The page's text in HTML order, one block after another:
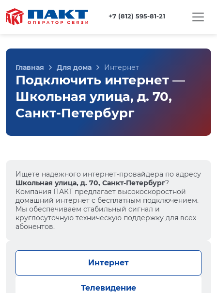
+7 (812) 595-81-21
Главная Для дома Интернет
Подключить интернет —
Школьная улица, д. 70,
Санкт-Петербург
Ищете надежного интернет-провайдера по адресу
Школьная улица, д. 70, Санкт-Петербург?
Компания ПАКТ предлагает высокоскоростной
домашний интернет с бесплатным подключением.
Мы обеспечиваем стабильный сигнал и
круглосуточную техническую поддержку для всех
абонентов.
Интернет
Телевидение